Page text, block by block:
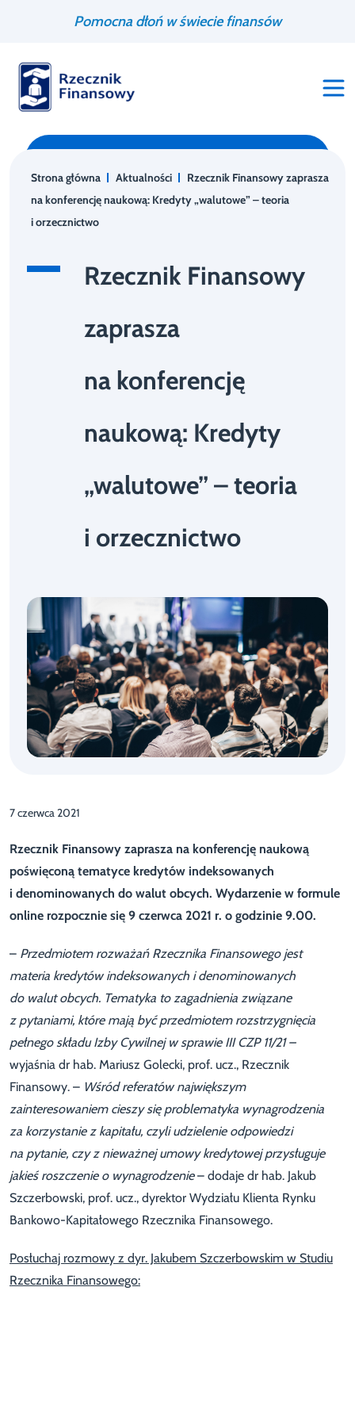
Pomocna dłoń w świecie finansów
Strona główna Aktualności
Rzecznik Finansowy zaprasza
na konferencję naukową: Kredyty „walutowe” – teoria
i orzecznictwo
Rzecznik Finansowy
zaprasza
na konferencję
naukową: Kredyty
„walutowe” – teoria
i orzecznictwo
7 czerwca 2021
Rzecznik Finansowy zaprasza na konferencję naukową
poświęconą tematyce kredytów indeksowanych
i denominowanych do walut obcych. Wydarzenie w formule
online rozpocznie się 9 czerwca 2021 r. o godzinie 9.00.
– Przedmiotem rozważań Rzecznika Finansowego jest
materia kredytów indeksowanych i denominowanych
do walut obcych. Tematyka to zagadnienia związane
z pytaniami, które mają być przedmiotem rozstrzygnięcia
pełnego składu Izby Cywilnej w sprawie III CZP 11/21 –
wyjaśnia dr hab. Mariusz Golecki, prof. ucz., Rzecznik
Finansowy. – Wśród referatów największym
zainteresowaniem cieszy się problematyka wynagrodzenia
za korzystanie z kapitału, czyli udzielenie odpowiedzi
na pytanie, czy z nieważnej umowy kredytowej przysługuje
jakieś roszczenie o wynagrodzenie– dodaje dr hab. Jakub
Szczerbowski, prof. ucz., dyrektor Wydziału Klienta Rynku
Bankowo-Kapitałowego Rzecznika Finansowego.
Posłuchaj rozmowy z dyr. Jakubem Szczerbowskim w Studiu
Rzecznika Finansowego: